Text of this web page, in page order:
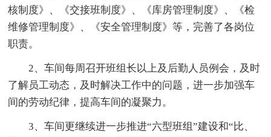
核制度》、《交接班制度》、《库房管理制度》、《检
维修管理制度》、《安全管理制度》等，完善了各岗位
职责。
2、车间每周召开班组长以上及后勤人员例会，及时
了解员工动态，及时解决工作中的问题，进一步加强车
间的劳动纪律，提高车间的凝聚力。
3、车间更继续进一步推进“六型班组”建设和“比、